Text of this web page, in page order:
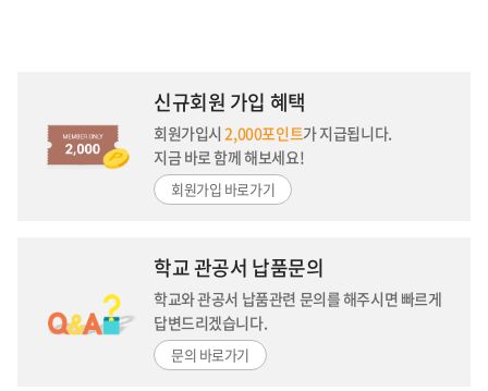
신규회원 가입 혜택
회원가입시2,000포인트가 지급됩니다.
지금 바로 함께 해보세요!
회원가입 바로가기
학교 관공서 납품문의
학교와 관공서 납품관련 문의를 해주시면 빠르게
답변드리겠습니다.
문의 바로가기